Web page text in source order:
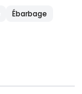
Ébarbage